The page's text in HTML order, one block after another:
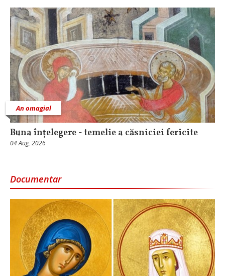
An omagial
Buna înțelegere - temelie a căsniciei fericite
04 Aug, 2026
Documentar